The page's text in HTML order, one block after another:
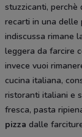
stuzzicanti, perchè
recarti in una delle
indiscussa rimane
leggera da farcire
invece vuoi
cucina italiana,
ristoranti italiani e
fresca, pasta
pizza dalle